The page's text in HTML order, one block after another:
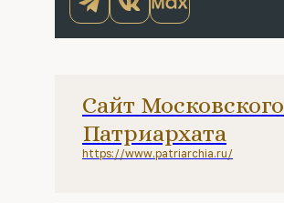
Сайт Московского
Патриархата
https://www.patriarchia.ru/